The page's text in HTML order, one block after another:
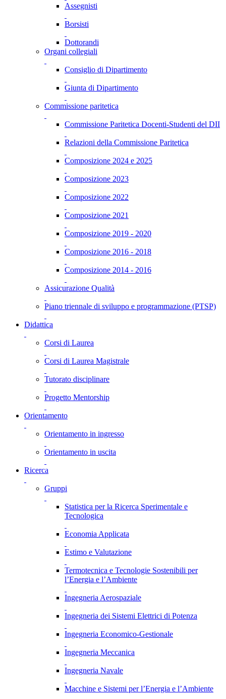
Assegnisti
Borsisti
Dottorandi
Organi collegiali
Consiglio di Dipartimento
Giunta di Dipartimento
Commissione paritetica
Commissione Paritetica Docenti-Studenti del DII
Relazioni della Commissione Paritetica
Composizione 2024 e 2025
Composizione 2023
Composizione 2022
Composizione 2021
Composizione 2019 - 2020
Composizione 2016 - 2018
Composizione 2014 - 2016
Assicurazione Qualità
Piano triennale di sviluppo e programmazione (PTSP)
Didattica
Corsi di Laurea
Corsi di Laurea Magistrale
Tutorato disciplinare
Progetto Mentorship
Orientamento
Orientamento in ingresso
Orientamento in uscita
Ricerca
Gruppi
Statistica per la Ricerca Sperimentale e
Tecnologica
Economia Applicata
Estimo e Valutazione
Termotecnica e Tecnologie Sostenibili per
l’Energia e l’Ambiente
Ingegneria Aerospaziale
Ingegneria dei Sistemi Elettrici di Potenza
Ingegneria Economico-Gestionale
Ingegneria Meccanica
Ingegneria Navale
Macchine e Sistemi per l’Energia e l’Ambiente